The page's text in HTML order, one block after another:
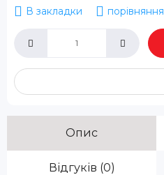
В закладки порівняння
Опис
Відгуків (0)